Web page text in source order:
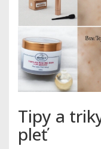
Tipy a
pleť